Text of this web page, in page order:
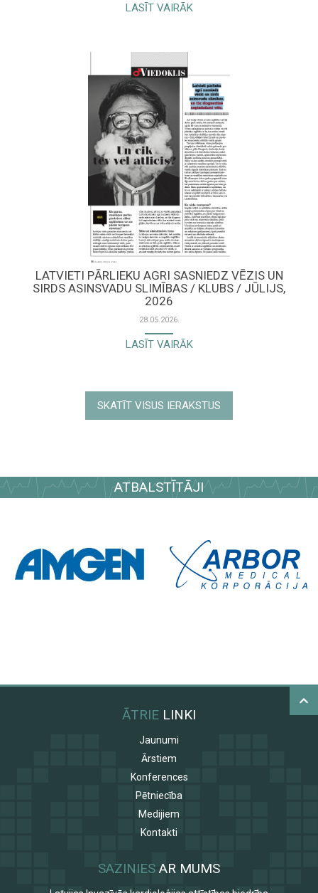
LASĪT VAIRĀK
LATVIETI PĀRLIEKU AGRI SASNIEDZ VĒZIS UN
SIRDS ASINSVADU SLIMĪBAS / KLUBS / JŪLIJS,
2026
28.05.2026.
LASĪT VAIRĀK
SKATĪT VISUS IERAKSTUS
ATBALSTĪTĀJI
ĀTRIE LINKI
Jaunumi
Ārstiem
Konferences
Pētniecība
Medijiem
Kontakti
SAZINIES AR MUMS